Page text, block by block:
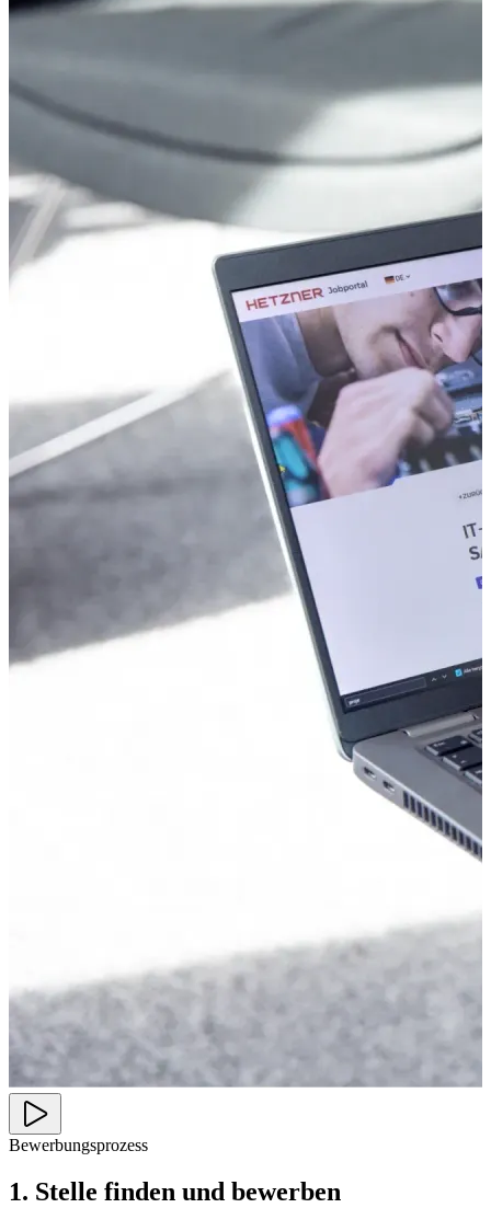
Bewerbungsprozess
1. Stelle finden und bewerben